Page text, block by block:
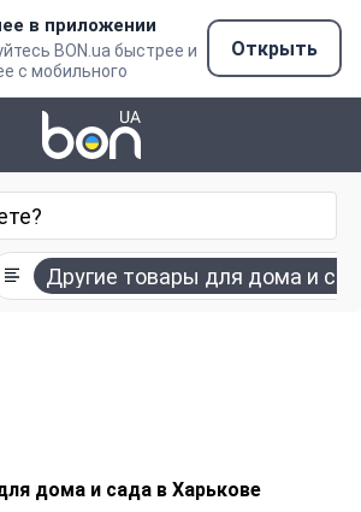
в приложении
BON.ua быстрее и
с мобильного
Открыть
Другие товары для дома и
дома и сада в Харькове